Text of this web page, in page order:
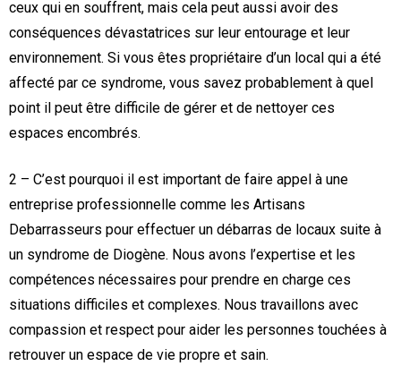
ceux qui en souffrent, mais cela peut aussi avoir des
conséquences dévastatrices sur leur entourage et leur
environnement. Si vous êtes propriétaire d’un local qui a été
affecté par ce syndrome, vous savez probablement à quel
point il peut être difficile de gérer et de nettoyer ces
espaces encombrés.
2 – C’est pourquoi il est important de faire appel à une
entreprise professionnelle comme les Artisans
Debarrasseurs pour effectuer un débarras de locaux suite à
un syndrome de Diogène. Nous avons l’expertise et les
compétences nécessaires pour prendre en charge ces
situations difficiles et complexes. Nous travaillons avec
compassion et respect pour aider les personnes touchées à
retrouver un espace de vie propre et sain.